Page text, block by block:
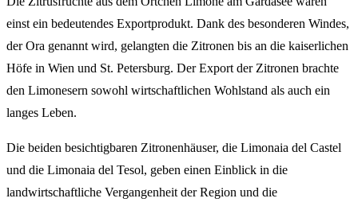
einst ein bedeutendes Exportprodukt. Dank des besonderen Windes,
der Ora genannt wird, gelangten die Zitronen bis an die kaiserlichen
Höfe in Wien und St. Petersburg. Der Export der Zitronen brachte
den Limonesern sowohl wirtschaftlichen Wohlstand als auch ein
langes Leben.
Die beiden besichtigbaren Zitronenhäuser, die Limonaia del Castel
und die Limonaia del Tesol, geben einen Einblick in die
landwirtschaftliche Vergangenheit der Region und die